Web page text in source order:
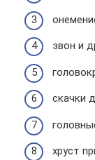
звон и
скачки
хруст